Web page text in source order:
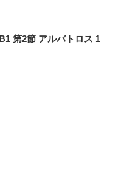
第2節 アルバトロス 1